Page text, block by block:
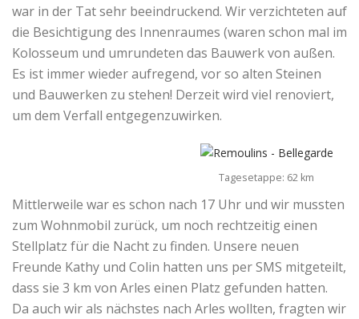
war in der Tat sehr beeindruckend. Wir verzichteten auf
die Besichtigung des Innenraumes (waren schon mal im
Kolosseum und umrundeten das Bauwerk von außen.
Es ist immer wieder aufregend, vor so alten Steinen
und Bauwerken zu stehen! Derzeit wird viel renoviert,
um dem Verfall entgegenzuwirken.
Tagesetappe: 62 km
Mittlerweile war es schon nach 17 Uhr und wir mussten
zum Wohnmobil zurück, um noch rechtzeitig einen
Stellplatz für die Nacht zu finden. Unsere neuen
Freunde Kathy und Colin hatten uns per SMS mitgeteilt,
dass sie 3 km von Arles einen Platz gefunden hatten.
Da auch wir als nächstes nach Arles wollten, fragten wir